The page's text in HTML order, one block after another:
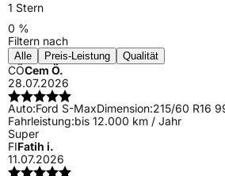
1 Stern
0 %
Filtern nach
Alle Preis-Leistung Qualität
CÖCem Ö.
28.07.2026
Auto:Ford S-MaxDimension:215/60 R16
Fahrleistung:bis 12.000 km / Jahr
Super
FIFatih i.
11.07.2026